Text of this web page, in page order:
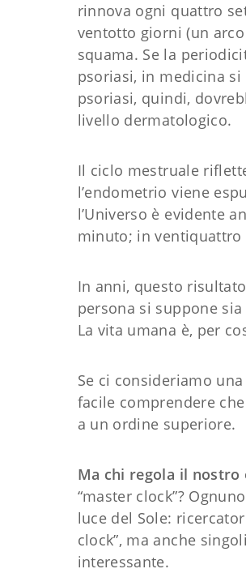
rinnova ogni quattro
ventotto giorni (un
squama. Se la
psoriasi, in medicina
psoriasi, quindi,
livello dermatologico.
Il ciclo mestruale
l’endometrio viene
l’Universo è evidente
minuto; in ventiquattro
In anni, questo
persona si suppone
La vita umana è, per
Se ci consideriamo
facile comprendere
a un ordine superiore.
Ma chi regola il
“master clock”?
luce del Sole:
clock”, ma anche
interessante.